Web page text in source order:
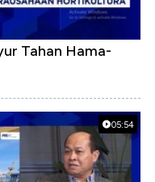
Tahan Hama-
05:54